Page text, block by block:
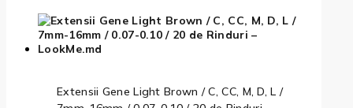
a
fost:
este:
980 MDL.
Extensii Gene Light Brown / C, CC, M, D, L /